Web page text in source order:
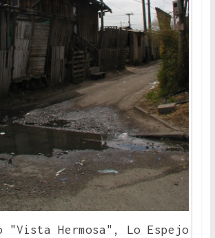
"Vista Hermosa", Lo Espejo